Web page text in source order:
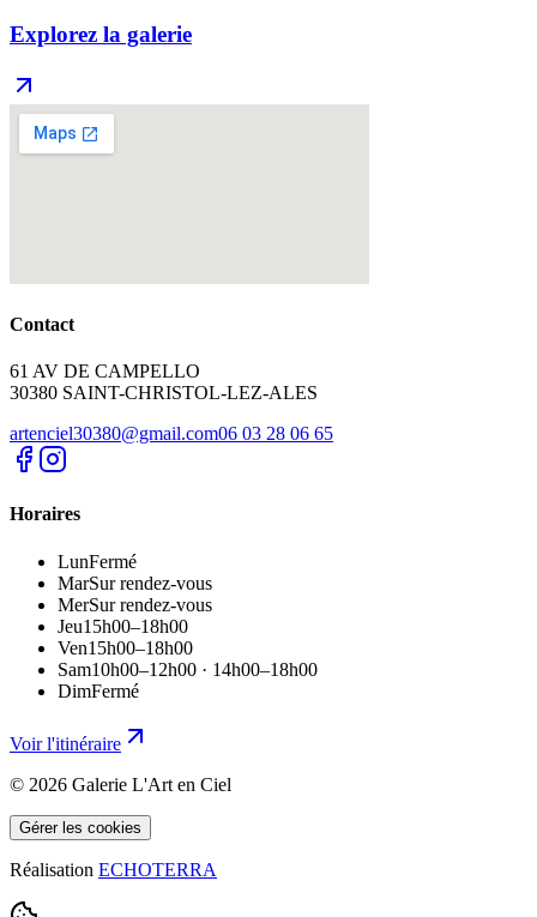
Explorez la galerie
Contact
61 AV DE CAMPELLO
30380 SAINT-CHRISTOL-LEZ-ALES
artenciel30380@gmail.com06 03 28 06 65
Horaires
LunFermé
MarSur rendez-vous
MerSur rendez-vous
Jeu15h00–18h00
Ven15h00–18h00
Sam10h00–12h00 · 14h00–18h00
DimFermé
Voir l'itinéraire
© 2026 Galerie L'Art en Ciel
Gérer les cookies
Réalisation ECHOTERRA